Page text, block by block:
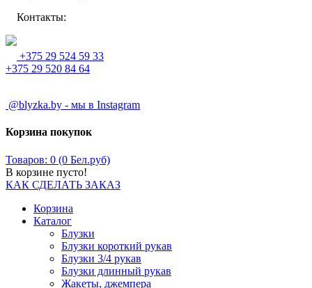
Контакты:
+375 29 524 59 33
+375 29 520 84 64
@blyzka.by - мы в Instagram
Корзина покупок
Товаров: 0 (0 Бел.руб)
В корзине пусто!
КАК СДЕЛАТЬ ЗАКАЗ
Корзина
Каталог
Блузки
Блузки короткий рукав
Блузки 3/4 рукав
Блузки длинный рукав
Жакеты, джемпера